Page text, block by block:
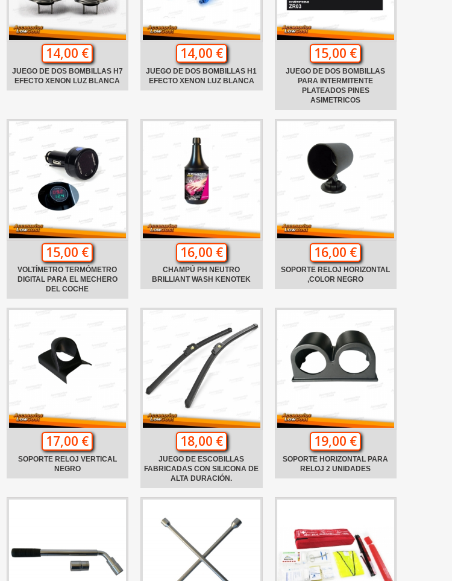
14,00 €
JUEGO DE DOS BOMBILLAS H7
EFECTO XENON LUZ BLANCA
14,00 €
JUEGO DE DOS BOMBILLAS H1
EFECTO XENON LUZ BLANCA
15,00 €
JUEGO DE DOS BOMBILLAS
PARA INTERMITENTE
PLATEADOS PINES
ASIMETRICOS
15,00 €
VOLTÍMETRO TERMÓMETRO
DIGITAL PARA EL MECHERO
DEL COCHE
16,00 €
CHAMPÚ PH NEUTRO
BRILLIANT WASH KENOTEK
16,00 €
SOPORTE RELOJ HORIZONTAL
,COLOR NEGRO
17,00 €
SOPORTE RELOJ VERTICAL
NEGRO
18,00 €
JUEGO DE ESCOBILLAS
FABRICADAS CON SILICONA DE
ALTA DURACIÓN.
19,00 €
SOPORTE HORIZONTAL PARA
RELOJ 2 UNIDADES